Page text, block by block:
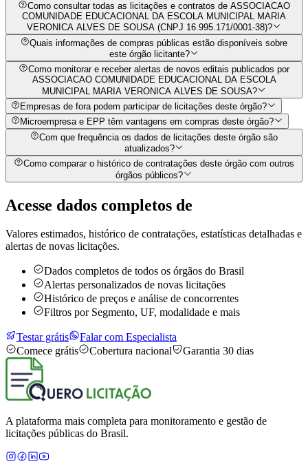
Como consultar todas as licitações e contratos de ASSOCIACAO
COMUNIDADE EDUCACIONAL DA ESCOLA MUNICIPAL MARIA
VERONICA ALVES DE SOUSA (CNPJ 16.995.171/0001-38)?
Quais informações de compras públicas estão disponíveis sobre
este órgão licitante?
Como monitorar e receber alertas de novos editais publicados por
ASSOCIACAO COMUNIDADE EDUCACIONAL DA ESCOLA
MUNICIPAL MARIA VERONICA ALVES DE SOUSA?
Empresas de fora podem participar de licitações deste órgão?
Microempresa e EPP têm vantagens em compras deste órgão?
Com que frequência os dados de licitações deste órgão são
atualizados?
Como comparar o histórico de contratações deste órgão com outros
órgãos públicos?
Acesse dados completos de
Valores estimados, histórico de contratações, estatísticas detalhadas e
alertas de novas licitações.
Dados completos de todos os órgãos do Brasil
Alertas personalizados de novas licitações
Histórico de preços e análise de concorrentes
Filtros por Segmento, UF, modalidade e mais
Testar grátis
Falar com Especialista
Comece grátis
Cobertura nacional Garantia 30 dias
A plataforma mais completa para monitoramento e gestão de
licitações públicas do Brasil.